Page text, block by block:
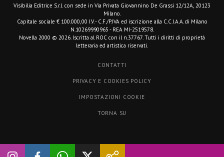
Visibilia Editrice S.r.l. con sede in Via Privata Giovannino De Grassi 12/12A, 20123
Milano.
Capitale sociale € 100.000,00 I.V. - C.F./P.IVA ed iscrizione alla C.C.I.A.A. di Milano
N.10269990965 - REA MI-2519578.
Novella 2000 © 2026. Iscritta al ROC con il n.37767. Tutti i diritti di proprietà
letteraria ed artistica riservati.
CONTATTI
PRIVACY E COOKIES POLICY
IMPOSTAZIONI COOKIE
TORNA SU